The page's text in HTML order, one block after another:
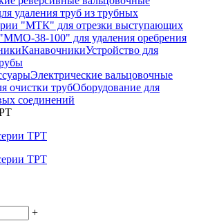
удаления труб из трубных
"МТК" для отрезки выступающих
38-100" для удаления оребрения
КанавочникиУстройство для
Электрические вальцовочные
очистки трубОборудование для
соединений
+